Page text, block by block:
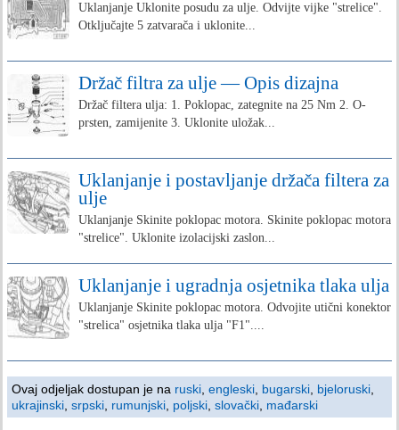
Uklanjanje Uklonite posudu za ulje. Odvijte vijke "strelice".
Otključajte 5 zatvarača i uklonite...
Držač filtra za ulje — Opis dizajna
Držač filtera ulja: 1. Poklopac, zategnite na 25 Nm 2. O-
prsten, zamijenite 3. Uklonite uložak...
Uklanjanje i postavljanje držača filtera za
ulje
Uklanjanje Skinite poklopac motora. Skinite poklopac motora
"strelice". Uklonite izolacijski zaslon...
Uklanjanje i ugradnja osjetnika tlaka ulja
Uklanjanje Skinite poklopac motora. Odvojite utični konektor
"strelica" osjetnika tlaka ulja "F1"....
Ovaj odjeljak dostupan je na ruski engleski bugarski bjeloruski
ukrajinski srpski rumunjski poljski slovački mađarski